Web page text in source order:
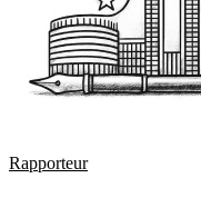
Rapporteur